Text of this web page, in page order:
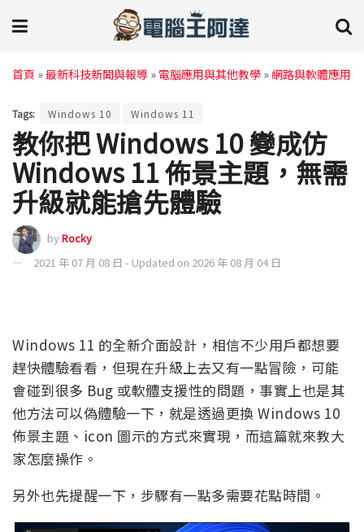
首頁 »最新科技新聞與報導 » 電腦應用與其他教學 »網路與軟體應用
Tags: Windows 10 Windows 11
教你把 Windows 10 變成仿
Windows 11 佈景主題，無需
升級就能搶先體驗
byRocky
2021 年 07 月 08 日 - Updated on 2026 年 08 月 04 日
Windows 11 的全新介面設計，相信不少用戶都想要
趕快體驗看看，但現在升級上去又有一點冒險，可能
會碰到很多 Bug 或軟體支援性的問題，事實上也是其
他方法可以偽體驗一下，就是透過更換 Windows 10
佈景主題、icon 圖示的方式來實現，而這篇就來教大
家怎麼操作。
另外也先提醒一下，步驟有一點多需要花點時間。